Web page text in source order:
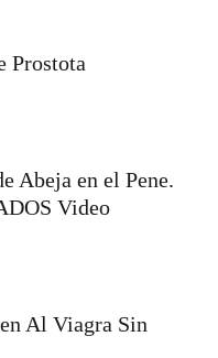
Prostota
Abeja en el Pene.
Video
Al Viagra Sin